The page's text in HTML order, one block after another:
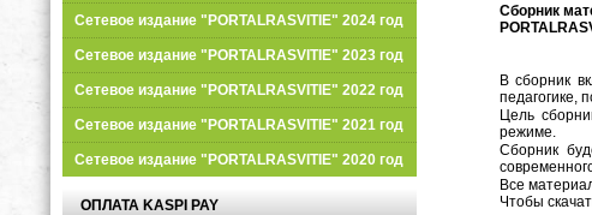
Сетевое издание "PORTALRASVITIE" 2024 год
Сетевое издание "PORTALRASVITIE" 2023 год
Сетевое издание "PORTALRASVITIE" 2022 год
Сетевое издание "PORTALRASVITIE" 2021 год
Сетевое издание "PORTALRASVITIE" 2020 год
ОПЛАТА KASPI PAY
Сборник
В сборник
педагогике,
Цель
режиме.
Сборник
Все
Чтобы